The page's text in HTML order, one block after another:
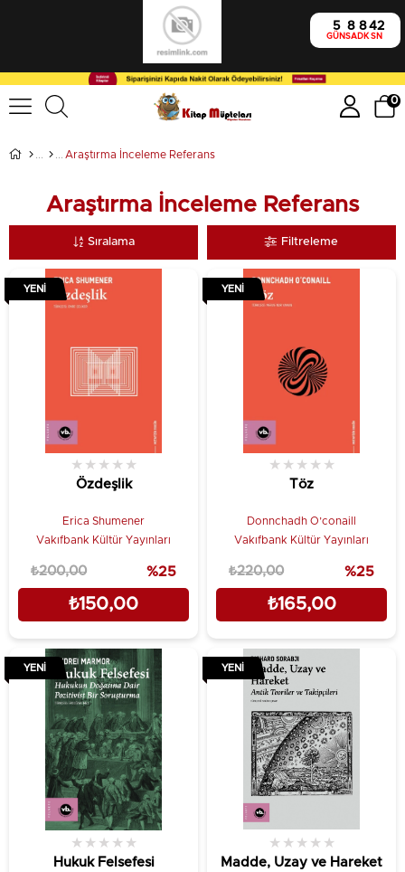
5
GÜN
8
SA
8
DK
41
SN
0
Araştırma İnceleme Referans
Araştırma İnceleme Referans
Filtreleme
Sıralama
Özdeşlik
★ ★ ★ ★ ★
Erica Shumener
Vakıfbank Kültür Yayınları
₺150,00
₺200,00 %25
YENI
Töz
★ ★ ★ ★ ★
Donnchadh O’conaill
Vakıfbank Kültür Yayınları
₺165,00
₺220,00 %25
YENI
Hukuk Felsefesi
★ ★ ★ ★ ★
YENI
Madde, Uzay ve Hareket
★ ★ ★ ★ ★
YENI